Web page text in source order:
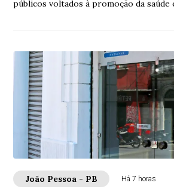
públicos voltados à promoção da saúde
João Pessoa - PB Há 7 horas